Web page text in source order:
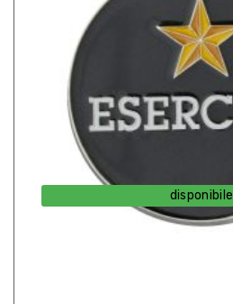
disponibile